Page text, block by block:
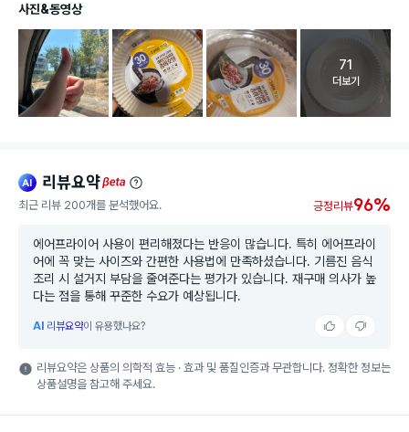
사진&동영상
고객 리뷰
71
더보기
ai 리뷰요약beta
최근 리뷰 200개를 분석했어요. 긍정리뷰96%
에어프라이어 사용이 편리해졌다는 반응이 많습니다. 특히 에어프라이
어에 꼭 맞는 사이즈와 간편한 사용법에 만족하셨습니다. 기름진 음식
조리 시 설거지 부담을 줄여준다는 평가가 있습니다. 재구매 의사가 높
다는 점을 통해 꾸준한 수요가 예상됩니다.
AI 리뷰요약이 유용했나요?
리뷰요약은 상품의 의학적 효능 · 효과 및 품질인증과 무관합니다. 정확한 정보는
상품설명을 참고해 주세요.